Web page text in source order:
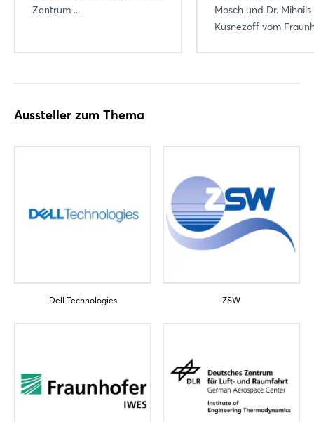
Zentrum ...
Mosch und Dr. Mihails
Kusnezoff vom
Aussteller zum Thema
Dell Technologies ZSW